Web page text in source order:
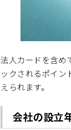
法人カードを含め
ックされるポイ
えられます。
会社の設立